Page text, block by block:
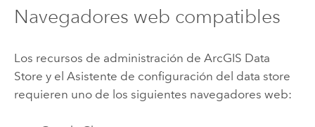
Navegadores web compatibles
Los recursos de administración de ArcGIS Data
Store y el Asistente de configuración del data store
requieren uno de los siguientes navegadores web: